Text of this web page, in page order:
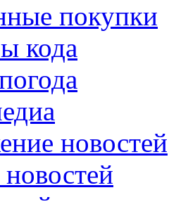
покупки
кода
новостей